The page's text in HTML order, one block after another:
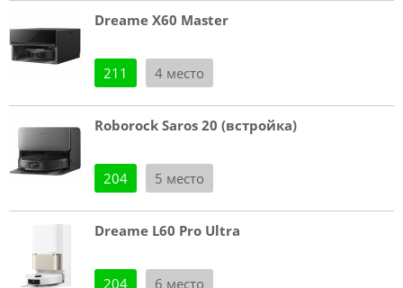
Dreame X60 Master
211 4 место
Roborock Saros 20 (встройка)
204 5 место
Dreame L60 Pro Ultra
204 6 место